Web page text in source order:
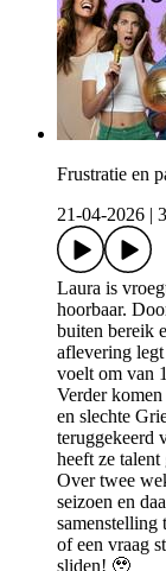
Frustratie en
21-04-2026
Laura is
hoorbaar.
buiten bereik
aflevering
voelt om van
Verder
en slechte
teruggekeerd
heeft ze
Over twee
seizoen en
samenstelling
of een vraag
sliden! 🥹